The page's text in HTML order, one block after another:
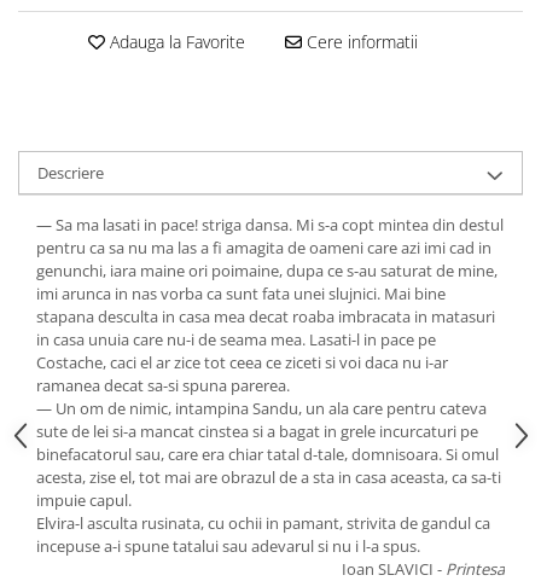
Adauga la Favorite Cere informatii
Descriere
— Sa ma lasati in pace! striga dansa. Mi s-a copt mintea din destul
pentru ca sa nu ma las a fi amagita de oameni care azi imi cad in
genunchi, iara maine ori poimaine, dupa ce s-au saturat de mine,
imi arunca in nas vorba ca sunt fata unei slujnici. Mai bine
stapana desculta in casa mea decat roaba imbracata in matasuri
in casa unuia care nu-i de seama mea. Lasati-l in pace pe
Costache, caci el ar zice tot ceea ce ziceti si voi daca nu i-ar
ramanea decat sa-si spuna parerea.
— Un om de nimic, intampina Sandu, un ala care pentru cateva
sute de lei si-a mancat cinstea si a bagat in grele incurcaturi pe
binefacatorul sau, care era chiar tatal d-tale, domnisoara. Si omul
acesta, zise el, tot mai are obrazul de a sta in casa aceasta, ca sa-ti
impuie capul.
Elvira-l asculta rusinata, cu ochii in pamant, strivita de gandul ca
incepuse a-i spune tatalui sau adevarul si nu i l-a spus.
Ioan SLAVICI - Printesa